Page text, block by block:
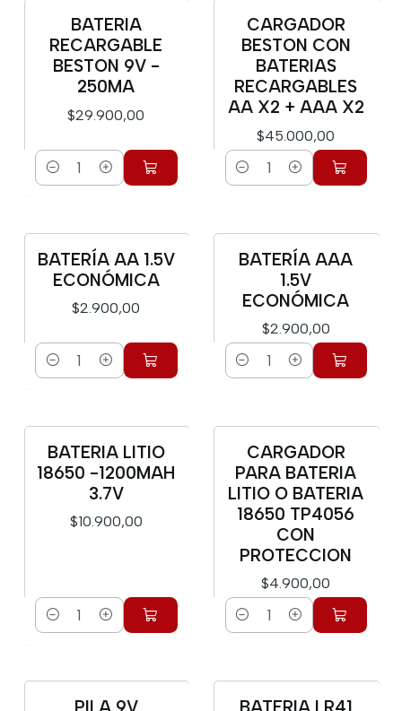
BATERIA
RECARGABLE
BESTON 9V -
250MA
$29.900,00
Cantidad
CARGADOR
BESTON CON
BATERIAS
RECARGABLES
AA X2 + AAA X2
$45.000,00
Cantidad
BATERÍA AA 1.5V
ECONÓMICA
$2.900,00
Cantidad
BATERÍA AAA
1.5V
ECONÓMICA
$2.900,00
Cantidad
BATERIA LITIO
18650 -1200MAH
3.7V
$10.900,00
Cantidad
CARGADOR
PARA BATERIA
LITIO O BATERIA
18650 TP4056
CON
PROTECCION
$4.900,00
Cantidad
PILA 9V BATERIA LR41